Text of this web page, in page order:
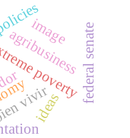
poverty
vivir
agribusiness
image federal senate
ideas